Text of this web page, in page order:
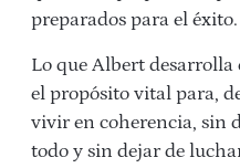
preparados para el éxito.
Lo que Albert desarrolla
el propósito vital para,
vivir en coherencia, sin
todo y sin dejar de